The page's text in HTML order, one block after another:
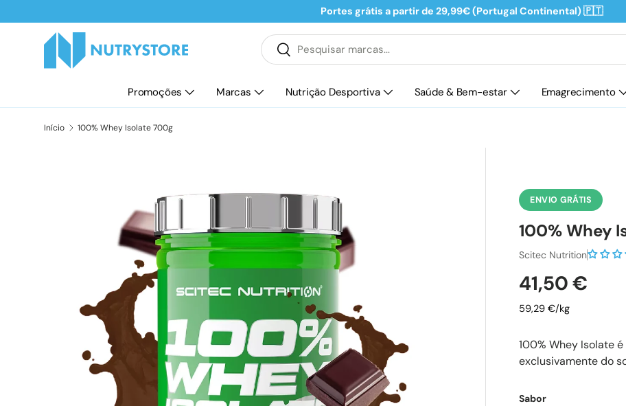
Ir para o conteúdo
Portes grátis a partir de 29,99€ (Portugal Continental) 🇵🇹
Pesquisar
Pesquisar
Promoções Marcas Nutrição Desportiva Saúde & Bem-estar Emagrecimento
Início 100% Whey Isolate 700g
Saltar para a informação do produto ENVIO GRÁTIS
100% Whey
Scitec Nutrition
Preço
41,50 €
59,29 €/kg
100% Whey Isolate
exclusivamente do
Sabor